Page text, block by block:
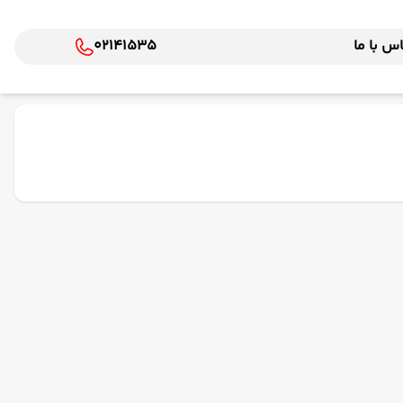
با ما 02141535